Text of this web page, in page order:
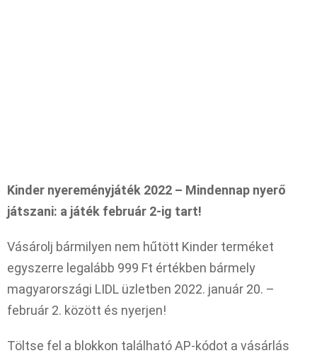
Kinder nyereményjáték 2022 – Mindennap nyerő
játszani: a játék február 2-ig tart!
Vásárolj bármilyen nem hűtött Kinder terméket
egyszerre legalább 999 Ft értékben bármely
magyarországi LIDL üzletben 2022. január 20. –
február 2. között és nyerjen!
Töltse fel a blokkon található AP-kódot a vásárlás